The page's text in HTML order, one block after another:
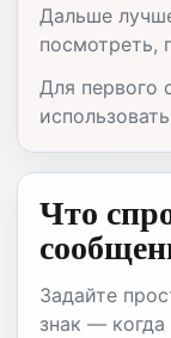
Дальше
посмотреть,
Для первого
Что
Задайте
знак — когда